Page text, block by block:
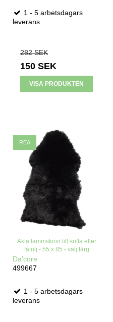
1 - 5 arbetsdagars
leverans
282 SEK
150 SEK
VISA PRODUKTEN
REA
Äkta lammskinn till soffa eller
fåtölj - 55 x 85 - välj färg
Da'core
499667
1 - 5 arbetsdagars
leverans